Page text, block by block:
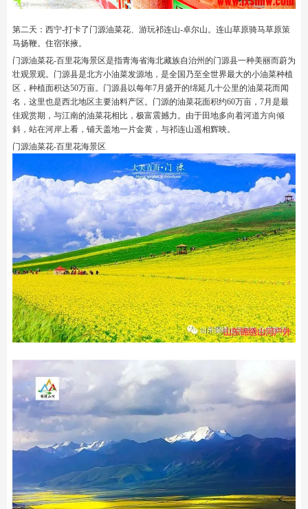
第二天：西宁-打卡了门源油菜花、游玩祁连山-卓尔山。连山草原骑马草原策
马扬鞭。住宿张掖。
门源油菜花-百里花海景区是指青海省海北藏族自治州的门源县一种美丽而蔚为
壮观景观。门源县是北方小油菜发源地，是全国乃至全世界最大的小油菜种植
区，种植面积达50万亩。门源县以每年7月盛开的绵延几十公里的油菜花而闻
名，这里也是西北地区主要油料产区。门源的油菜花面积约60万亩，7月是最
佳观赏期，与江南的油菜花相比，极富震撼力。由于田地多向着河道方向倾
斜，站在河岸上看，铺天盖地一片金黄，与祁连山遥相辉映。
门源油菜花-百里花海景区